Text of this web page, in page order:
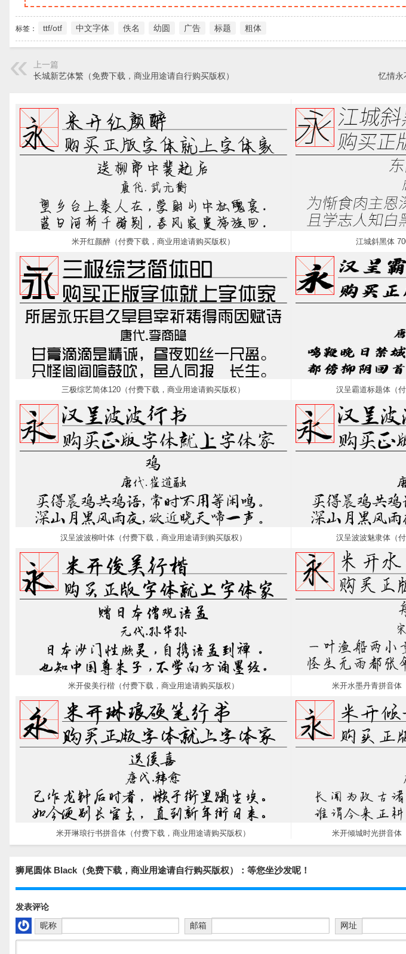
标签： ttf/otf 中文字体 佚名 幼圆 广告 标题 粗体
上一篇
长城新艺体繁（免费下载，商业用途请自行购买版权）
忆情永
米开红颜醉（付费下载，商业用途请购买版权） 江城斜黑体
三极综艺简体120（付费下载，商业用途请购买版权） 汉呈霸道标题体（
汉呈波波柳叶体（付费下载，商业用途请到购买版权） 汉呈波波魅隶体（
米开俊美行楷（付费下载，商业用途请购买版权） 米开水墨丹青拼音体
米开琳琅行书拼音体（付费下载，商业用途请购买版权） 米开倾城时光拼音体
狮尾圆体 Black（免费下载，商业用途请自行购买版权）：等您坐沙发呢！
发表评论
昵称
邮箱 网址